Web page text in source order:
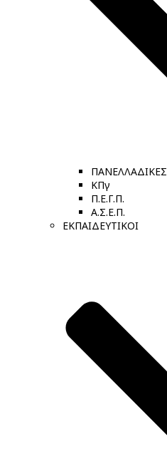
ΠΑΝΕΛΛΑΔΙΚΕΣ
ΚΠγ
Π.Ε.Γ.Π.
Α.Σ.Ε.Π.
ΕΚΠΑΙΔΕΥΤΙΚΟΙ